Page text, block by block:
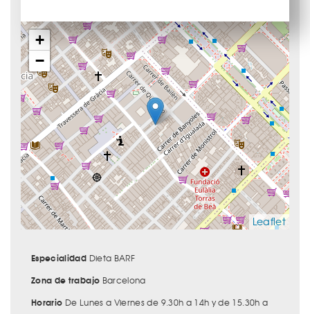
+
−
Leaflet
Especialidad Dieta BARF
Zona de trabajo Barcelona
Horario De Lunes a Viernes de 9.30h a 14h y de 15.30h a